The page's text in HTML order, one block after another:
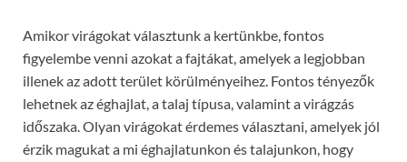
Amikor virágokat választunk a kertünkbe, fontos
figyelembe venni azokat a fajtákat, amelyek a legjobban
illenek az adott terület körülményeihez. Fontos tényezők
lehetnek az éghajlat, a talaj típusa, valamint a virágzás
időszaka. Olyan virágokat érdemes választani, amelyek jól
érzik magukat a mi éghajlatunkon és talajunkon, hogy